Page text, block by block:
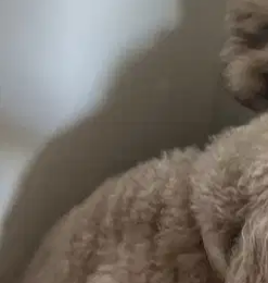
Si è preso cura di
coccola Cat